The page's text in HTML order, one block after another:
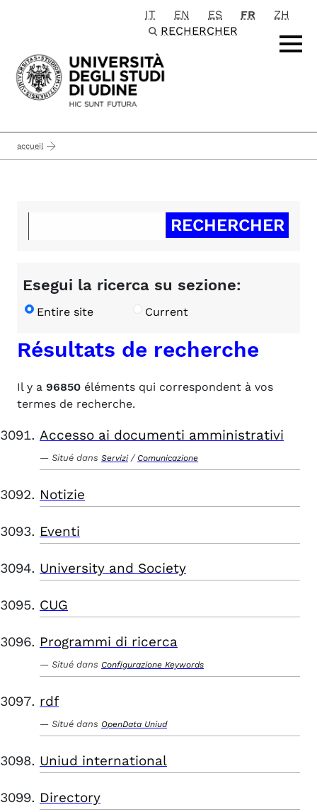
Passa al contenuto principale
IT EN ES FR
ZH
RECHERCHER
accueil
Esegui la ricerca su sezione:
Entire site Current
Résultats de recherche
Il y a 96850 éléments qui correspondent à vos
termes de recherche.
Accesso ai documenti amministrativi
Situé dans Servizi / Comunicazione
Notizie
Eventi
University and Society
CUG
Programmi di ricerca
Situé dans Configurazione Keywords
rdf
Situé dans OpenData Uniud
Uniud international
Directory